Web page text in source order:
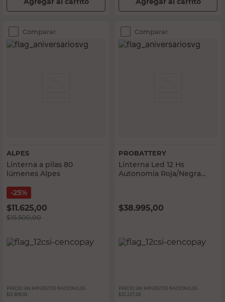
Comparar
ALPES
Linterna a pilas 80
lúmenes Alpes
25%
$11.625,00
$15.500,00
PRECIO SIN IMPUESTOS NACIONALES:
$12.809,92
Comparar
PROBATTERY
Linterna Led 12 Hs
Autonomía Roja/Negra
$38.995,00
PRECIO SIN IMPUESTOS NACIONALES:
$32.227,28